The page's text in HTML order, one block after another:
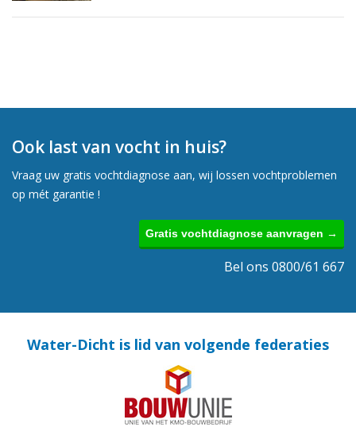
Ook last van vocht in huis?
Vraag uw gratis vochtdiagnose aan, wij lossen vochtproblemen
op mét garantie !
Gratis vochtdiagnose aanvragen →
Bel ons 0800/61 667
Water-Dicht is lid van volgende federaties